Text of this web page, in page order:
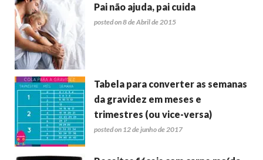
Pai não ajuda, pai cuida
posted on 8 de Abril de 2015
Tabela para converter as semanas
da gravidez em meses e
trimestres (ou vice-versa)
posted on 12 de junho de 2017